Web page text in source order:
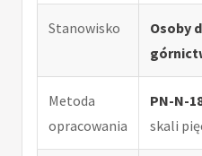
Stanowisko
Osoby
Metoda
opracowania
PN-N-
skali